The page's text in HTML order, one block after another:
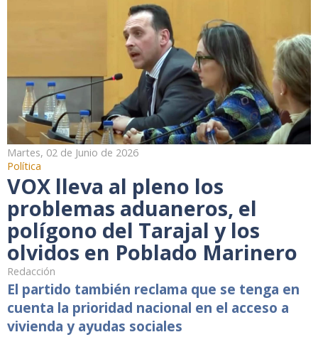
Martes, 02 de Junio de 2026
Política
VOX lleva al pleno los
problemas aduaneros, el
polígono del Tarajal y los
olvidos en Poblado Marinero
Redacción
El partido también reclama que se tenga en
cuenta la prioridad nacional en el acceso a
vivienda y ayudas sociales